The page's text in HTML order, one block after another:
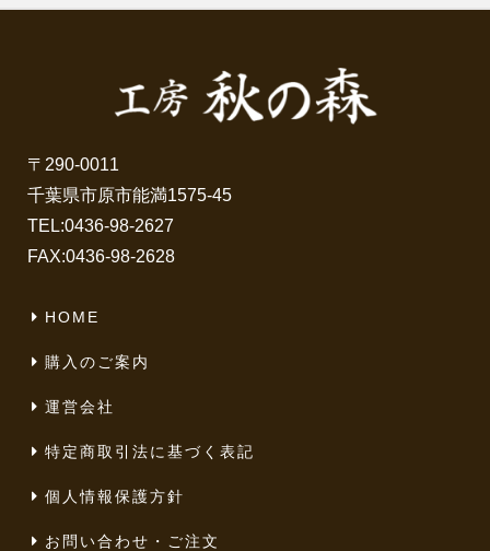
〒290-0011
千葉県市原市能満1575-45
TEL:0436-98-2627
FAX:0436-98-2628
HOME
購入のご案内
運営会社
特定商取引法に基づく表記
個人情報保護方針
お問い合わせ・ご注文